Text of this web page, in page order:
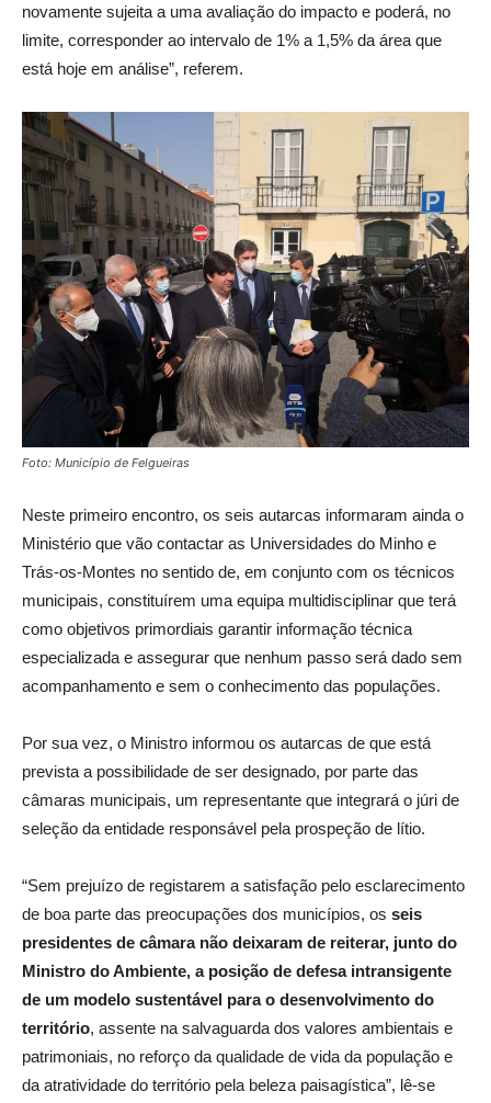
novamente sujeita a uma avaliação do impacto e poderá, no
limite, corresponder ao intervalo de 1% a 1,5% da área que
está hoje em análise”, referem.
Foto: Município de Felgueiras
Neste primeiro encontro, os seis autarcas informaram ainda o
Ministério que vão contactar as Universidades do Minho e
Trás-os-Montes no sentido de, em conjunto com os técnicos
municipais, constituírem uma equipa multidisciplinar que terá
como objetivos primordiais garantir informação técnica
especializada e assegurar que nenhum passo será dado sem
acompanhamento e sem o conhecimento das populações.
Por sua vez, o Ministro informou os autarcas de que está
prevista a possibilidade de ser designado, por parte das
câmaras municipais, um representante que integrará o júri de
seleção da entidade responsável pela prospeção de lítio.
“Sem prejuízo de registarem a satisfação pelo esclarecimento
de boa parte das preocupações dos municípios, os seis
presidentes de câmara não deixaram de reiterar, junto do
Ministro do Ambiente, a posição de defesa intransigente
de um modelo sustentável para o desenvolvimento do
território, assente na salvaguarda dos valores ambientais e
patrimoniais, no reforço da qualidade de vida da população e
da atratividade do território pela beleza paisagística”, lê-se